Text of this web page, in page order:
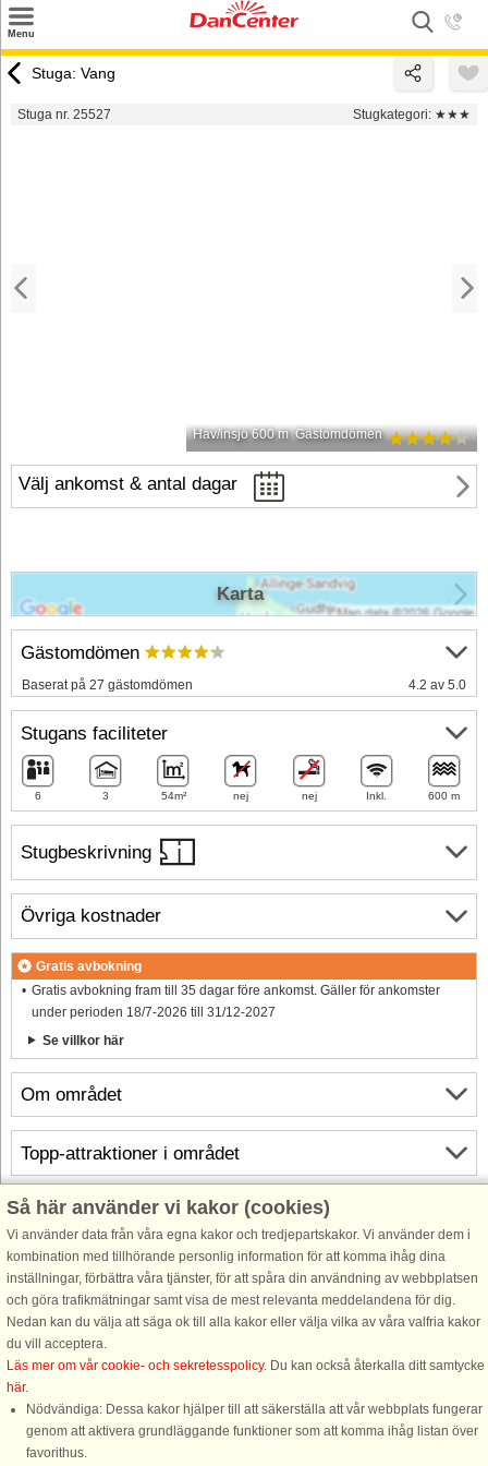
Menu
Tilbud
Stuga: Vang
Stuga nr. 25527 Stugkategori: ★★★
Hav/insjö 600 m Gästomdömen
Välj ankomst & antal dagar
Stugbeskrivning
Om området
Info och öppettider
Innan semestern
Gästomdömen
Baserat på 27 gästomdömen 4.2 av 5.0
Stugans faciliteter
6 3 54m² nej nej Inkl. 600 m
Övriga kostnader
Gratis avbokning
Gratis avbokning fram till 35 dagar före ankomst. Gäller för ankomster
under perioden 18/7-2026 till 31/12-2027
Se villkor här
Karta
Topp-attraktioner i området
Så här använder vi kakor (cookies)
Vi använder data från våra egna kakor och tredjepartskakor. Vi använder dem i
kombination med tillhörande personlig information för att komma ihåg dina
inställningar, förbättra våra tjänster, för att spåra din användning av webbplatsen
och göra trafikmätningar samt visa de mest relevanta meddelandena för dig.
Nedan kan du välja att säga ok till alla kakor eller välja vilka av våra valfria kakor
du vill acceptera.
Läs mer om vår cookie- och sekretesspolicy. Du kan också återkalla ditt samtycke
här.
Nödvändiga: Dessa kakor hjälper till att säkerställa att vår webbplats fungerar
genom att aktivera grundläggande funktioner som att komma ihåg listan över
favorithus.